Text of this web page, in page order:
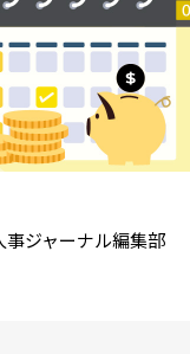
事ジャーナル編集部